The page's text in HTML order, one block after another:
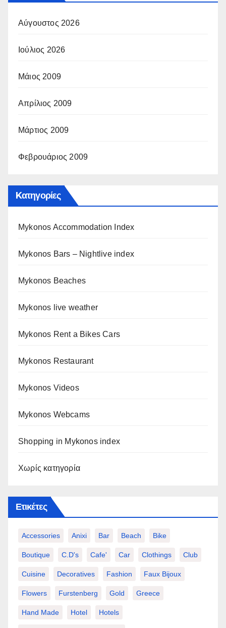
Αύγουστος 2026
Ιούλιος 2026
Μάιος 2009
Απρίλιος 2009
Μάρτιος 2009
Φεβρουάριος 2009
Kατηγορίες
Mykonos Accommodation Index
Mykonos Bars – Nightlive index
Mykonos Beaches
Mykonos live weather
Mykonos Rent a Bikes Cars
Mykonos Restaurant
Mykonos Videos
Mykonos Webcams
Shopping in Mykonos index
Χωρίς κατηγορία
Ετικέτες
Accessories Anixi Bar Beach Bike
Boutique C.d's Cafe' Car Clothings Club
Cuisine Decoratives Fashion Faux Bijoux
Flowers Furstenberg Gold Greece
Hand Made Hotel Hotels